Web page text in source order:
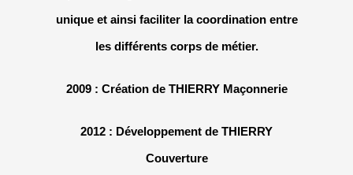
unique et ainsi faciliter la coordination entre
les différents corps de métier.
2009 : Création de THIERRY Maçonnerie
2012 : Développement de THIERRY
Couverture